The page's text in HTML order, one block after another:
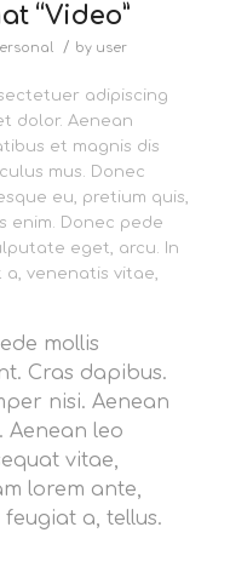
“Video”
/ by user
adipiscing
dolor. Aenean
et magnis dis
mus. Donec
eu, pretium quis,
enim. Donec pede
eget, arcu. In
a, venenatis vitae,
mollis
Cras dapibus.
nisi. Aenean
Aenean leo
vitae,
lorem ante,
a, tellus.